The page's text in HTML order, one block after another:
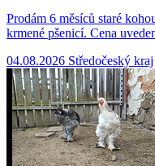
Prodám 6 měsíců staré
krmené pšenicí. Cena
04.08.2026 Středočeský kraj